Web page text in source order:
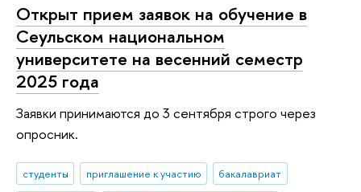
Открыт прием заявок на обучение в
Сеульском национальном
университете на весенний семестр
2025 года
Заявки принимаются до 3 сентября строго через
опросник.
студенты приглашение к участию
бакалавриат